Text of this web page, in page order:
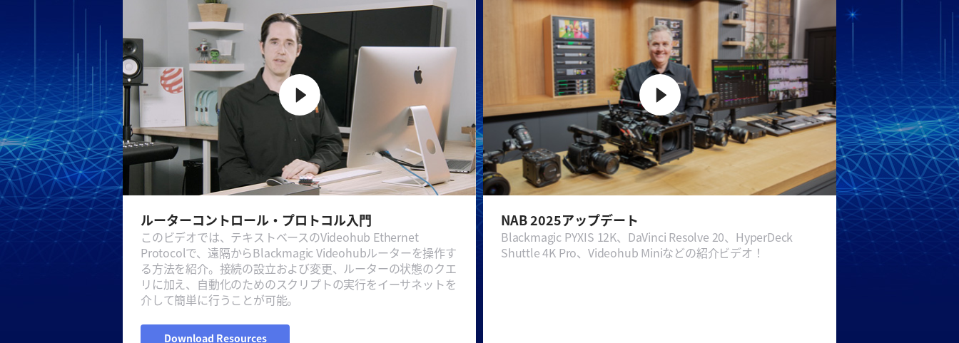
ルーターコントロール・プロトコル入門
このビデオでは、テキストベースのVideohub Ethernet
Protocolで、遠隔からBlackmagic Videohubルーターを操作す
る方法を紹介。接続の設立および変更、ルーターの状態のクエ
リに加え、自動化のためのスクリプトの実行をイーサネットを
介して簡単に行うことが可能。
Download Resources
NAB 2025アップデート
Blackmagic PYXIS 12K、DaVinci Resolve 20、HyperDeck
Shuttle 4K Pro、Videohub Miniなどの紹介ビデオ！